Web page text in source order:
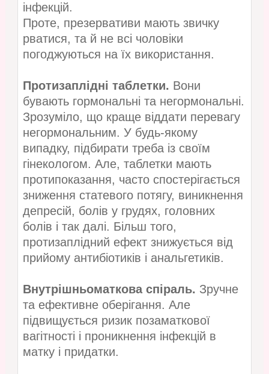
інфекцій.
Проте, презервативи мають звичку
рватися, та й не всі чоловіки
погоджуються на їх використання.
Протизаплідні таблетки. Вони
бувають гормональні та негормональні.
Зрозуміло, що краще віддати перевагу
негормональним. У будь-якому
випадку, підбирати треба із своїм
гінекологом. Але, таблетки мають
протипоказання, часто спостерігається
зниження статевого потягу, виникнення
депресій, болів у грудях, головних
болів і так далі. Більш того,
протизаплідний ефект знижується від
прийому антибіотиків і анальгетиків.
Внутрішньоматкова спіраль. Зручне
та ефективне оберігання. Але
підвищується ризик позаматкової
вагітності і проникнення інфекцій в
матку і придатки.